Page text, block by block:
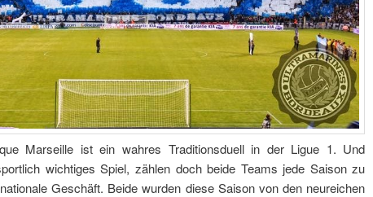
Marseille ist ein wahres Traditionsduell in der Ligue 1. Und
wichtiges Spiel, zählen doch beide Teams jede Saison zu
Geschäft. Beide wurden diese Saison von den neureichen